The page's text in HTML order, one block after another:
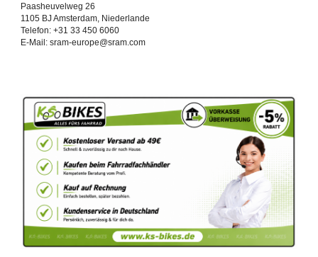
Paasheuvelweg 26
1105 BJ Amsterdam, Niederlande
Telefon: +31 33 450 6060
E-Mail: sram-europe@sram.com